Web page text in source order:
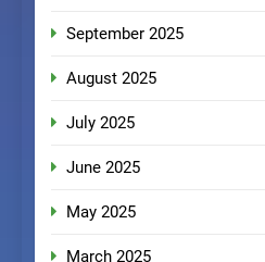
September 2025
August 2025
July 2025
June 2025
May 2025
March 2025